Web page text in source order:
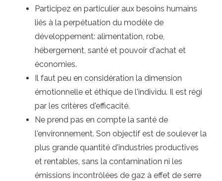
Participez en particulier aux besoins humains
liés à la perpétuation du modèle de
développement: alimentation, robe,
hébergement, santé et pouvoir d'achat et
économies.
Il faut peu en considération la dimension
émotionnelle et éthique de l'individu. Il est régi
par les critères d'efficacité.
Ne prend pas en compte la santé de
l'environnement. Son objectif est de soulever la
plus grande quantité d'industries productives
et rentables, sans la contamination ni les
émissions incontrôlées de gaz à effet de serre